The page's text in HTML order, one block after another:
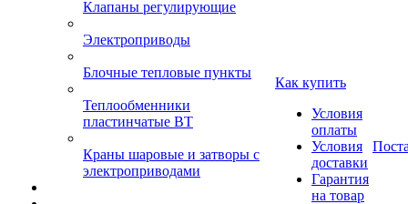
Клапаны регулирующие
Электроприводы
Блочные тепловые пункты
Теплообменники
пластинчатые ВТ
Краны шаровые и затворы с
электроприводами
Как купить
Условия
оплаты
Условия
доставки
Гарантия
на товар